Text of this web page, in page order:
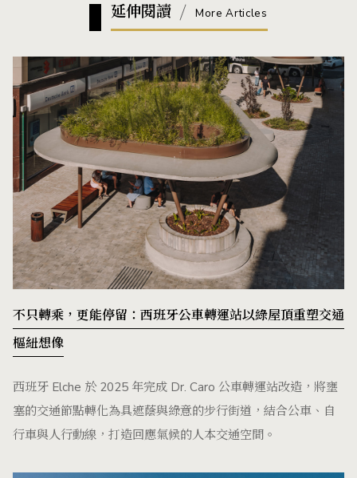
延伸閱讀 More Articles
不只轉乘，更能停留：西班牙公車轉運站以綠屋頂重塑交通
樞紐想像
西班牙 Elche 於 2025 年完成 Dr. Caro 公車轉運站改造，將壅
塞的交通節點轉化為具遮蔭與綠意的步行街道，結合公車、自
行車與人行動線，打造回應氣候的人本交通空間。